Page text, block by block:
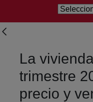
La
trimestre
precio y